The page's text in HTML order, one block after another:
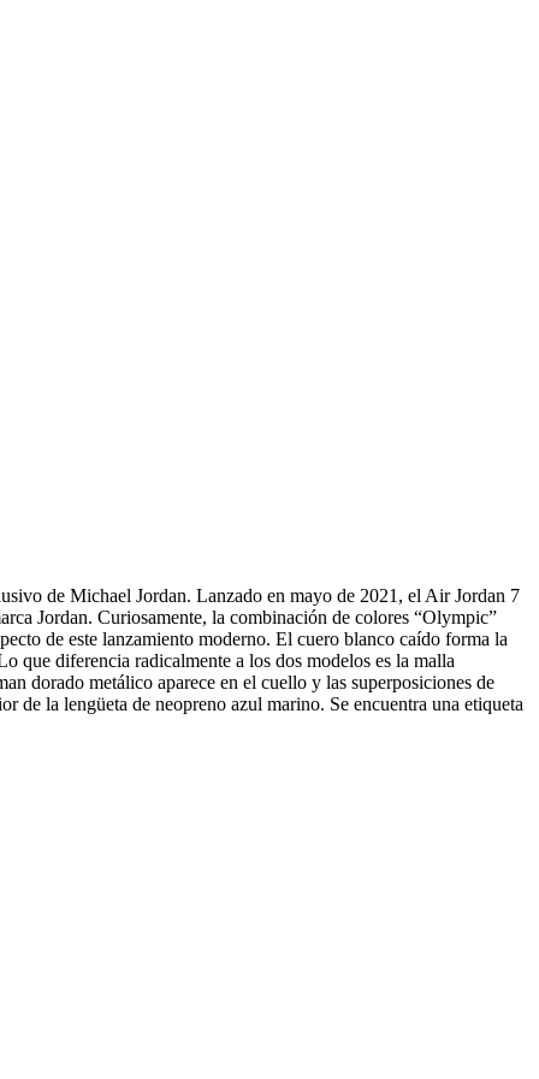
de Michael Jordan. Lanzado en mayo de 2021, el Air Jordan 7
Jordan. Curiosamente, la combinación de colores “Olympic”
de este lanzamiento moderno. El cuero blanco caído forma la
que diferencia radicalmente a los dos modelos es la malla
dorado metálico aparece en el cuello y las superposiciones de
de la lengüeta de neopreno azul marino. Se encuentra una etiqueta